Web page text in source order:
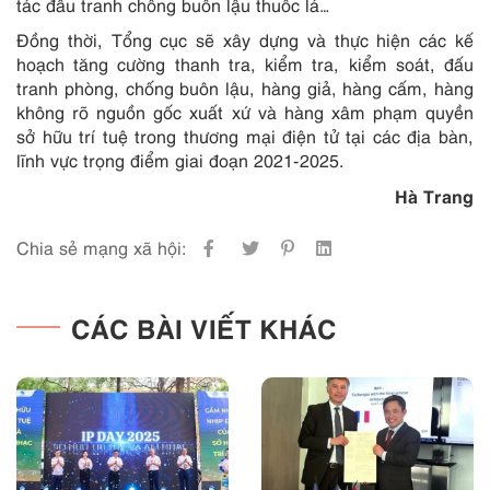
Đồng thời, Tổng cục sẽ xây dựng và thực hiện các kế
hoạch tăng cường thanh tra, kiểm tra, kiểm soát, đấu
tranh phòng, chống buôn lậu, hàng giả, hàng cấm, hàng
không rõ nguồn gốc xuất xứ và hàng xâm phạm quyền
sở hữu trí tuệ trong thương mại điện tử tại các địa bàn,
lĩnh vực trọng điểm giai đoạn 2021-2025.
Hà Trang
Chia sẻ mạng xã hội:
CÁC BÀI VIẾT KHÁC